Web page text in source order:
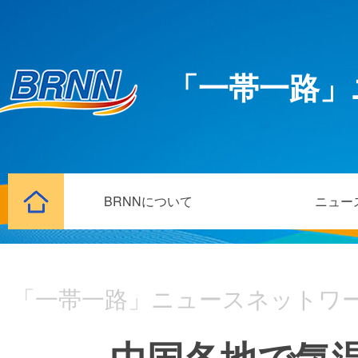
「一帯一路
BRNNについて ニュー
「一帯一路」ニュースネットワ